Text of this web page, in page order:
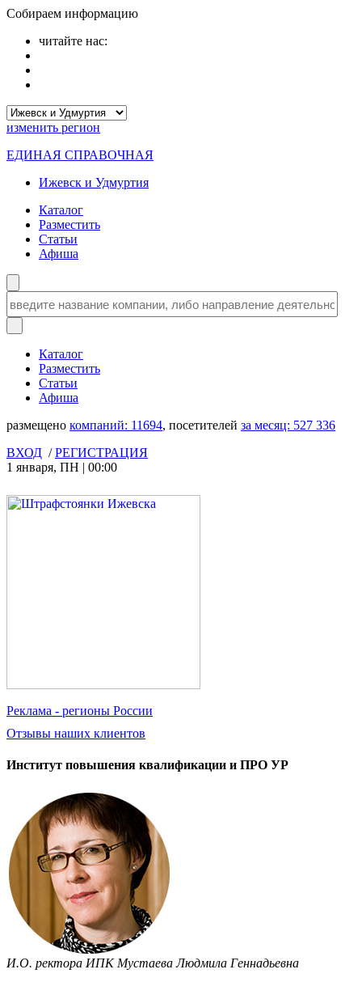
Собираем информацию
читайте нас:
изменить регион
ЕДИНАЯ СПРАВОЧНАЯ
Ижевск и Удмуртия
Каталог
Разместить
Статьи
Афиша
Каталог
Разместить
Статьи
Афиша
размещено компаний: 11694, посетителей за месяц: 527 336
ВХОД /РЕГИСТРАЦИЯ
1 января, ПН | 00:00
Реклама - регионы России
Отзывы наших клиентов
Институт повышения квалификации и ПРО УР
И.О. ректора ИПК Мустаева Людмила Геннадьевна